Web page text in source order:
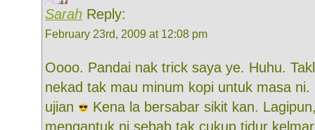
Sarah Reply:
February 23rd, 2009 at 12:08 pm
Oooo. Pandai nak trick saya ye. Huhu.
nekad tak mau minum kopi untuk masa ni.
ujian
Kena la bersabar sikit kan.
mengantuk ni sebab tak cukup tidur